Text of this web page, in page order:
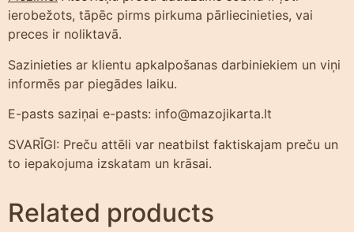
ierobežots, tāpēc pirms pirkuma pārliecinieties, vai
preces ir noliktavā.
Sazinieties ar klientu apkalpošanas darbiniekiem un viņi
informēs par piegādes laiku.
E-pasts saziņai e-pasts: info@mazojikarta.lt
SVARĪGI: Preču attēli var neatbilst faktiskajam preču un
to iepakojuma izskatam un krāsai.
Related products